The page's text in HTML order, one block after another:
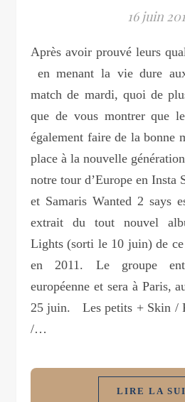
16 juin
Après avoir prouvé leurs qualités footballistiques
en menant la vie dure
match de mardi, quoi de
que de vous montrer que
également faire de la bonne
place à la nouvelle
notre tour d’Europe en Insta
et Samaris Wanted 2 says
extrait du tout nouvel
Lights (sorti le 10 juin) de
en 2011. Le groupe
européenne et sera à Paris,
25 juin. Les petits + Skin /
/…
LIRE LA